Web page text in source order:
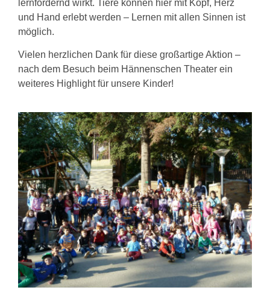
lernfördernd wirkt. Tiere können hier mit Kopf, Herz
und Hand erlebt werden – Lernen mit allen Sinnen ist
möglich.
Vielen herzlichen Dank für diese großartige Aktion –
nach dem Besuch beim Hännenschen Theater ein
weiteres Highlight für unsere Kinder!